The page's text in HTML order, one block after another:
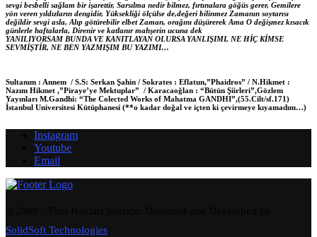
sevgi besbelli sağlam bir işarettir, Sarsılma nedir bilmez, fırtınalara göğüs gerer, Gemilere
yön veren yıldızların dengidir, Yüksekliği ölçülse de,değeri bilinmez Zamanın soytarısı
değildir sevgi asla, Alıp götürebilir elbet Zaman, orağını düşürerek Ama O değişmez kısacık
günlerle haftalarla, Direnir ve katlanır mahşerin ucuna dek
YANILIYORSAM BUNDA VE KANITLAYAN OLURSA YANLIŞIMI, NE HİÇ KİMSE
SEVMİŞTİR, NE BEN YAZMIŞIM BU YAZIMI…
Sultanım : Annem / S.S: Serkan Şahin / Sokrates : Eflatun,”Phaidros” / N.Hikmet :
Nazım Hikmet ,”Piraye’ye Mektuplar” / Karacaoğlan : “Bütün Şiirleri”,Gözlem
Yayınları M.Gandhi: “The Colected Works of Mahatma GANDHI”,(55.Cilt/sf.171)
İstanbul Universitesi Kütüphanesi (**o kadar doğal ve içten ki çevirmeye kıyamadım…)
Instagram
Youtube
Email
SolidSoft Technologies